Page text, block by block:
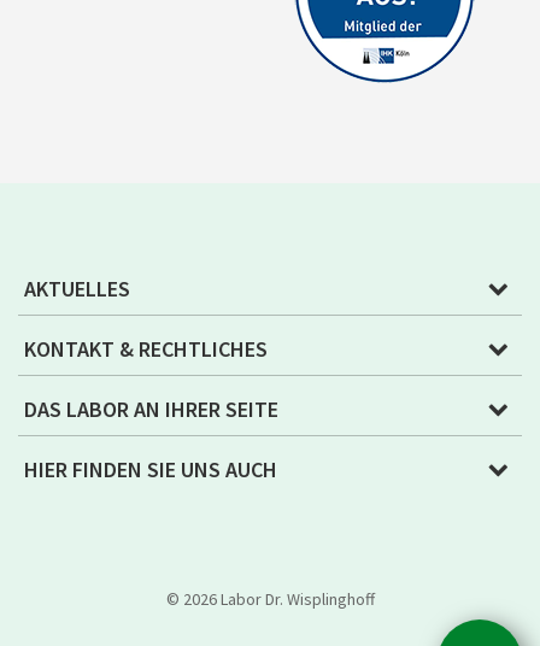
AKTUELLES
KONTAKT & RECHTLICHES
DAS LABOR AN IHRER SEITE
HIER FINDEN SIE UNS AUCH
© 2026 Labor Dr. Wisplinghoff